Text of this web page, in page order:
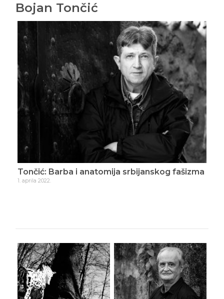
Bojan Tončić
Tončić: Barba i anatomija srbijanskog fašizma
1. aprila 2022.